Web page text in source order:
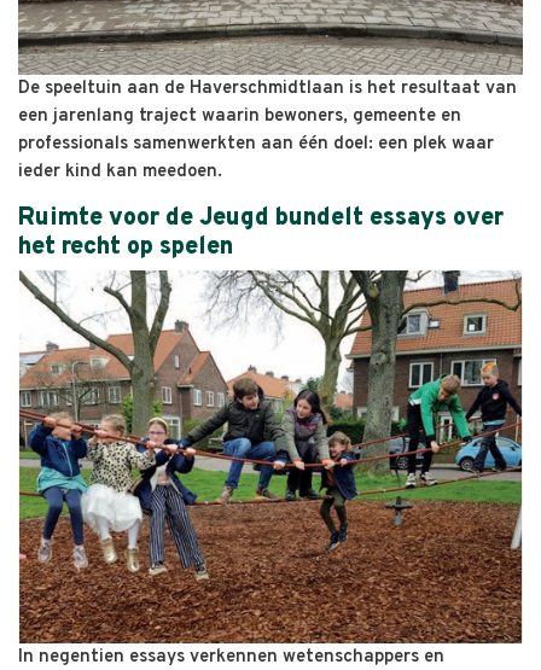
De speeltuin aan de Haverschmidtlaan is het resultaat van
een jarenlang traject waarin bewoners, gemeente en
professionals samenwerkten aan één doel: een plek waar
ieder kind kan meedoen.
Ruimte voor de Jeugd bundelt essays over
het recht op spelen
In negentien essays verkennen wetenschappers en